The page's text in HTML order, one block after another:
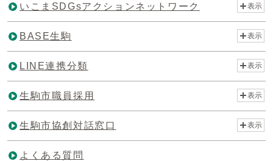
いこまSDGsアクションネットワーク 表示
BASE生駒 表示
LINE連携分類 表示
生駒市職員採用 表示
生駒市協創対話窓口 表示
よくある質問